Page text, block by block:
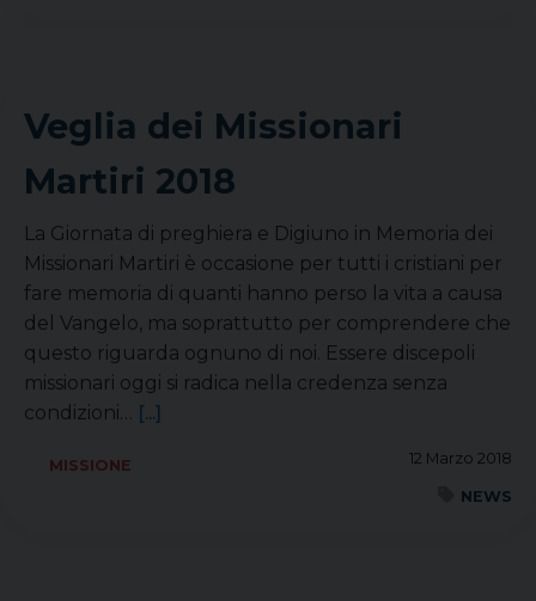
Veglia dei Missionari
Martiri 2018
La Giornata di preghiera e Digiuno in Memoria dei
Missionari Martiri è occasione per tutti i cristiani per
fare memoria di quanti hanno perso la vita a causa
del Vangelo, ma soprattutto per comprendere che
questo riguarda ognuno di noi. Essere discepoli
missionari oggi si radica nella credenza senza
condizioni… [...]
12 Marzo 2018
MISSIONE
NEWS